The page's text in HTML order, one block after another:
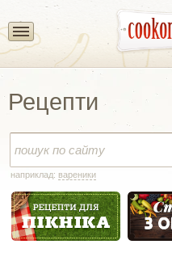
Рецепти
наприклад: вареники